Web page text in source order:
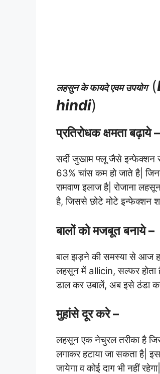
लहसुन के फायदे एवम उपयोग(
hindi)
प्रतिरोधक क्षमता बढ़ाये –
सर्दी जुखाम फ्लू जैसे इन्फेक्शन
63% चांस कम हो जाते है|
रामवाण इलाज है| रोजाना
है, जिससे छोटे मोटे इन्फेक्शन
बालों को मजबूत बनाये –
बाल झड़ने की समस्या से आज
लहसून में allicin, सल्फर होता
डाल कर उबालें, अब इसे ठंडा
मुहांसे दूर करे –
लहसून एक नेचुरल तरीका है
लगाकर हटाया जा सकता है|
जायेगा व कोई दाग भी नहीं रहेगा|